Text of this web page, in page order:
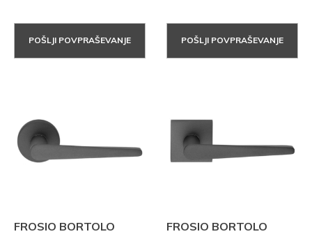
POŠLJI POVPRAŠEVANJE POŠLJI POVPRAŠEVANJE
FROSIO BORTOLO
FROSIO BORTOLO